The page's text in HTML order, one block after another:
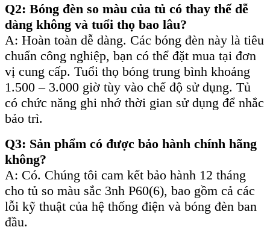
Q2: Bóng đèn so màu của tủ có thay thế dễ
dàng không và tuổi thọ bao lâu?
A: Hoàn toàn dễ dàng. Các bóng đèn này là tiêu
chuẩn công nghiệp, bạn có thể đặt mua tại đơn
vị cung cấp. Tuổi thọ bóng trung bình khoảng
1.500 – 3.000 giờ tùy vào chế độ sử dụng. Tủ
có chức năng ghi nhớ thời gian sử dụng để nhắc
bảo trì.
Q3: Sản phẩm có được bảo hành chính hãng
không?
A: Có. Chúng tôi cam kết bảo hành 12 tháng
cho tủ so màu sắc 3nh P60(6), bao gồm cả các
lỗi kỹ thuật của hệ thống điện và bóng đèn ban
đầu.